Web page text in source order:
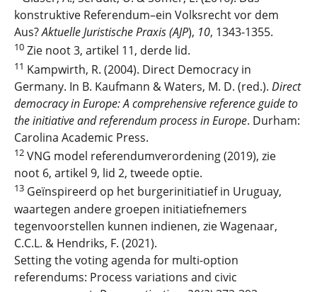
konstruktive Referendum–ein Volksrecht vor dem
Aus?Aktuelle Juristische Praxis(AJP), 10, 1343-1355.
10 Zie noot 3, artikel 11, derde lid.
11 Kampwirth, R. (2004). Direct Democracy in
Germany. In B. Kaufmann &Waters, M. D. (red.). Direct
democracy in Europe: A comprehensive reference guide to
the initiative and referendum process in Europe. Durham:
Carolina Academic Press.
12 VNG model referendumverordening (2019), zie
noot 6, artikel 9, lid 2, tweede optie.
13 Geïnspireerd op het burgerinitiatief in Uruguay,
waartegen andere groepen initiatiefnemers
tegenvoorstellen kunnen indienen, zie Wagenaar,
C.C.L. & Hendriks, F. (2021).
Setting the voting agenda for multi-option
referendums: Process variations and civic